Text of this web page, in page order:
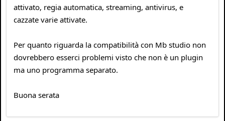
attivato, regia automatica, streaming, antivirus, e
cazzate varie attivate.
Per quanto riguarda la compatibilità con Mb studio non
dovrebbero esserci problemi visto che non è un plugin
ma uno programma separato.
Buona serata